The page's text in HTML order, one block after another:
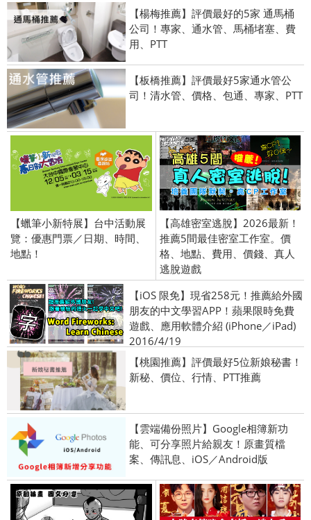
【楊梅推薦】評價最好的5家 通馬桶
公司！專家、通水管、馬桶堵塞、費
用、PTT
【板橋推薦】評價最好5家通水管公
司！清水管、價格、包通、專家、PTT
【蠟筆小新特展】台中活動展
覽：優惠門票／日期、時間、
地點！
【高雄密室逃脫】2026最新！
推薦5間最佳密室工作室。價
格、地點、費用、價錢、真人
逃脫遊戲
【iOS 限免】現省258元！推薦給外國
朋友的中文學習APP！蘋果限時免費
遊戲、應用軟體介紹 (iPhone／iPad)
2016/4/19
【桃園推薦】評價最好5位新娘秘書！
新秘、價位、行情、PTT推薦
【雲端備份照片】Google相簿新功
能、可分享照片給親友！原畫質檔
案、傳訊息、iOS／Android版